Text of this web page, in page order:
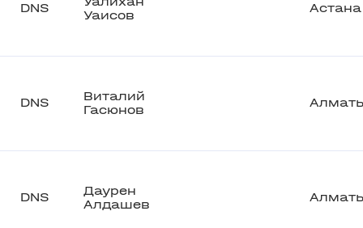
DNS
Уаисов
Астана
DNS
Виталий
Гасюнов
DNS
Даурен
Алдашев